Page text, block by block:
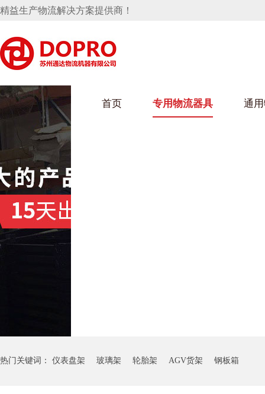
精益生产物流解决方案提供商！
首页 专用物流器具
葫芦娃下载最污架
盘 保险杠料架
冲压件料架
仪表盘料架
架
消声器料架
通
车
桶水箱支架
行业
行业
热门关键词： 仪表盘架 玻璃架 轮胎架 AGV货架 钢板箱